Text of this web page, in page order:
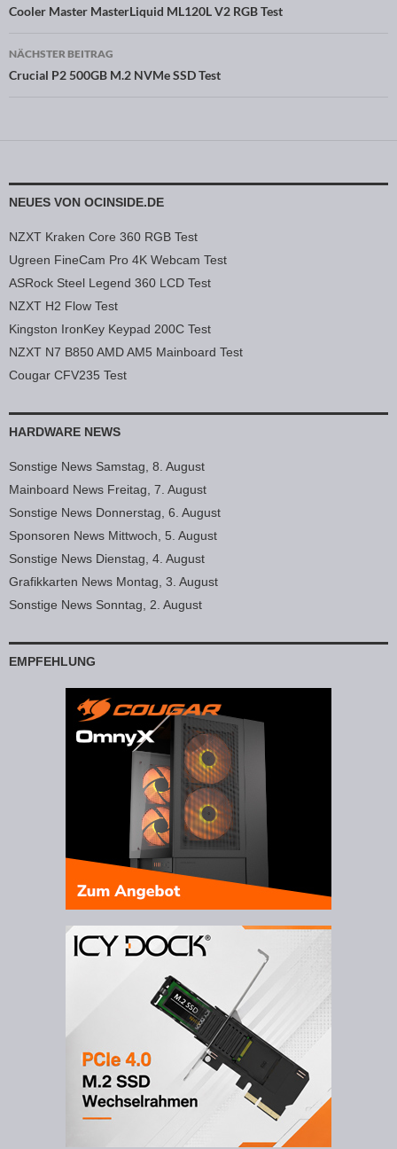
Beitragsnavigation
Cooler Master MasterLiquid ML120L V2 RGB Test
NÄCHSTER BEITRAG
Crucial P2 500GB M.2 NVMe SSD Test
NEUES VON OCINSIDE.DE
NZXT Kraken Core 360 RGB Test
Ugreen FineCam Pro 4K Webcam Test
ASRock Steel Legend 360 LCD Test
NZXT H2 Flow Test
Kingston IronKey Keypad 200C Test
NZXT N7 B850 AMD AM5 Mainboard Test
Cougar CFV235 Test
HARDWARE NEWS
Sonstige News Samstag, 8. August
Mainboard News Freitag, 7. August
Sonstige News Donnerstag, 6. August
Sponsoren News Mittwoch, 5. August
Sonstige News Dienstag, 4. August
Grafikkarten News Montag, 3. August
Sonstige News Sonntag, 2. August
EMPFEHLUNG